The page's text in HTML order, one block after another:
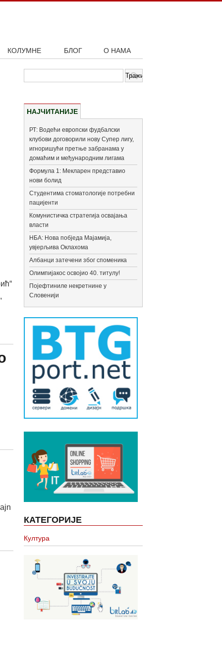
КОЛУМНЕ БЛОГ О НАМА
НАЈЧИТАНИЈЕ
РТ: Водећи европски фудбалски
клубови договорили нову Супер лигу,
игноришући претње забранама у
домаћим и међународним лигама
Формула 1: Мекларен представио
нови болид
Студентима стоматологије потребни
пацијенти
Комунистичка стратегија освајања
власти
НБА: Нова побједа Мајамија,
увјерљива Оклахома
Албанци затечени због споменика
Олимпијакос освојио 40. титулу!
Појефтиниле некретнине у
Словенији
КАТЕГОРИЈЕ
Култура